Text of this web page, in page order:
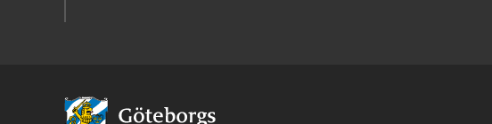
Avsändare